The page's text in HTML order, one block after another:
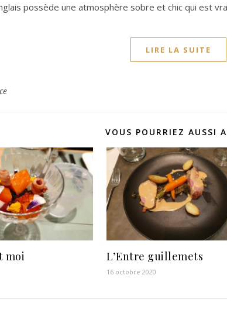
possède une atmosphère sobre et chic qui est
LIRE LA SUITE
VOUS POURRIEZ AUSSI
moi L’Entre guillemets
16 octobre 2020